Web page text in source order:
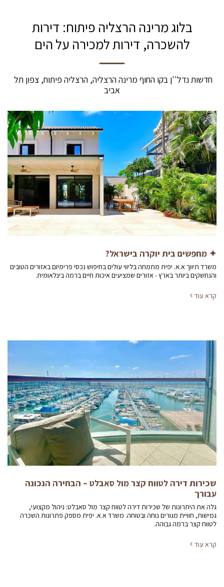
בלוג מרינה הרצליה פיתוח: דירות
להשכרה, דירות למכירה על הים
חדשות נדל''ן בקו החוף מרינה הרצליה, הרצליה פיתוח, צפון תל
אביב
✦ מחפשים בית יוקרה בישראל?
משרד תיווך א.א. יפית מתמחה בליווי עולים בחיפוש נכסי פרימיום באזורים הטובים
והנחשקים ביותר בארץ - אזורים שמציעים איכות חיים ברמה בינלאומית.
קרא עוד
שכירות דירה לטווח קצר מול סאבלט – הבחירה הנכונה
עבורך
גלה את היתרונות של שכירות דירה לטווח קצר מול סאבלט: ניהול מקצועי,
גמישות, חוויית מגורים נוחה ובטוחה. משרד א.א. יפית מספק פתרונות השכרה
לטווח קצר ברמה גבוהה.
קרא עוד